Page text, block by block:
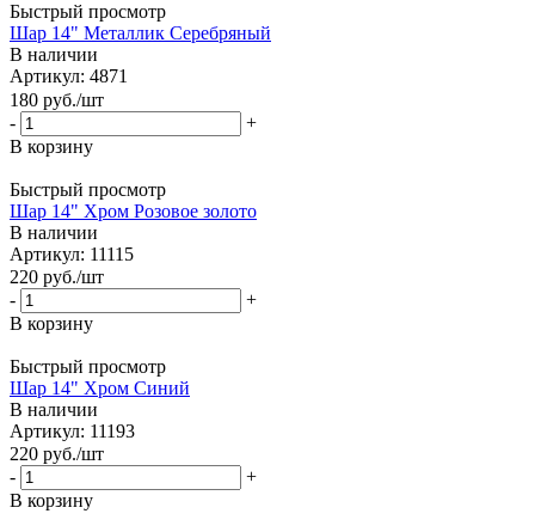
Быстрый просмотр
Шар 14" Металлик Серебряный
В наличии
Артикул: 4871
180 руб./шт
-
+
В корзину
Быстрый просмотр
Шар 14" Хром Розовое золото
В наличии
Артикул: 11115
220 руб./шт
-
+
В корзину
Быстрый просмотр
Шар 14" Хром Синий
В наличии
Артикул: 11193
220 руб./шт
-
+
В корзину